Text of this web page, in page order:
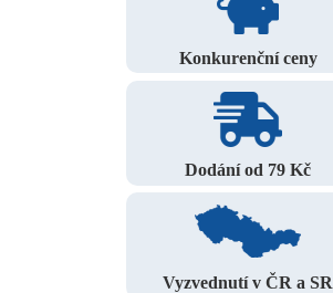
Konkurenční ceny
Dodání od 79 Kč
Vyzvednutí v ČR a SR